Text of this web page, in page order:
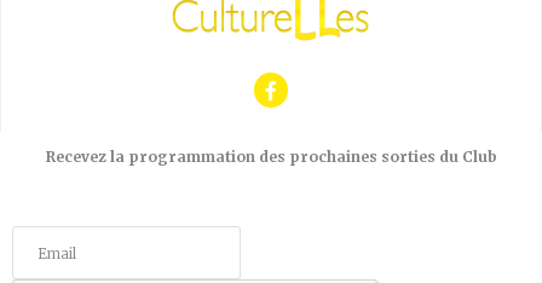
Recevez la programmation des prochaines sorties du Club